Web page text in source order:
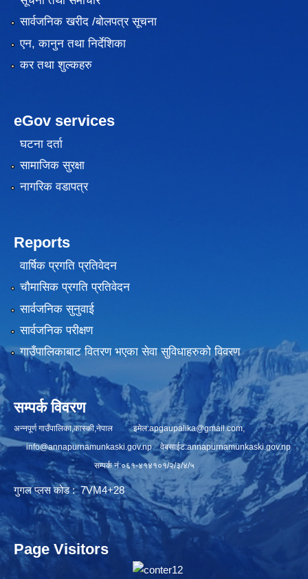
सार्वजनिक खरीद /बोलपत्र सूचना
एन, कानुन तथा निर्देशिका
कर तथा शुल्कहरु
eGov services
घटना दर्ता
सामाजिक सुरक्षा
नागरिक वडापत्र
Reports
वार्षिक प्रगति प्रतिवेदन
चौमासिक प्रगति प्रतिवेदन
सार्वजनिक सुनुवाई
सार्वजनिक परीक्षण
गाउँपालिकाबाट वितरण भएका सेवा सुविधाहरुको विवरण
सम्पर्क विवरण
अन्नपूर्ण गाउँपालिका,कास्की,नेपाल इमेल:apgaupalika@gmail.com,
info@annapurnamunkaski.gov.npवेबसाईट:annapurnamunkaski.gov.np
सम्पर्क नं:०६१-४१४१०१/२/३/४/५
गुगल प्लस कोड : 7VM4+28
Page Visitors